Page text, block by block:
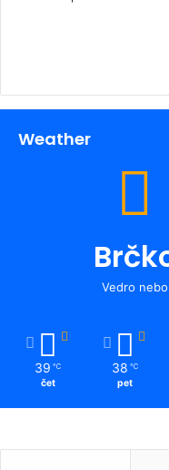
Weather
Vedro nebo
39 ℃
čet
38 ℃
pet